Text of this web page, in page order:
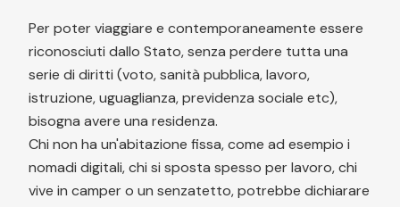
Per poter viaggiare e contemporaneamente essere
riconosciuti dallo Stato, senza perdere tutta una
serie di diritti (voto, sanità pubblica, lavoro,
istruzione, uguaglianza, previdenza sociale etc),
bisogna avere una residenza.
Chi non ha un'abitazione fissa, come ad esempio i
nomadi digitali, chi si sposta spesso per lavoro, chi
vive in camper o un senzatetto, potrebbe dichiarare